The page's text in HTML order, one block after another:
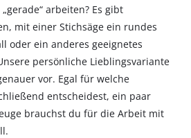
arbeiten? Es gibt
mit einer Stichsäge ein rundes
oder ein anderes geeignetes
persönliche Lieblingsvariante
vor. Egal für welche
entscheidest, ein paar
brauchst du für die Arbeit mit